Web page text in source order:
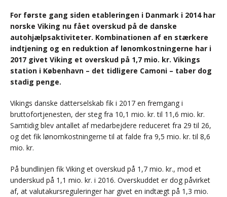
For første gang siden etableringen i Danmark i 2014 har
norske Viking nu fået overskud på de danske
autohjælpsaktiviteter. Kombinationen af en stærkere
indtjening og en reduktion af lønomkostningerne har i
2017 givet Viking et overskud på 1,7 mio. kr. Vikings
station i København – det tidligere Camoni – taber dog
stadig penge.
Vikings danske datterselskab fik i 2017 en fremgang i
bruttofortjenesten, der steg fra 10,1 mio. kr. til 11,6 mio. kr.
Samtidig blev antallet af medarbejdere reduceret fra 29 til 26,
og det fik lønomkostningerne til at falde fra 9,5 mio. kr. til 8,6
mio. kr.
På bundlinjen fik Viking et overskud på 1,7 mio. kr., mod et
underskud på 1,1 mio. kr. i 2016. Overskuddet er dog påvirket
af, at valutakursreguleringer har givet en indtægt på 1,3 mio.